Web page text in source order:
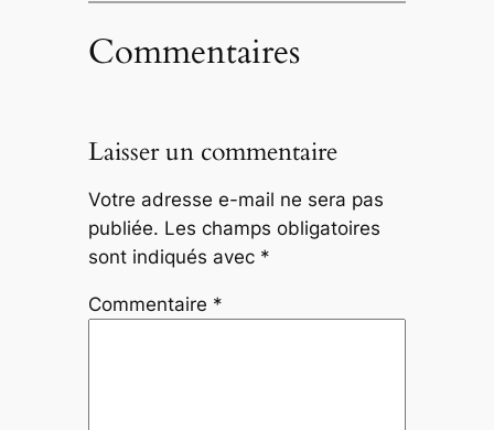
Commentaires
Laisser un commentaire
Votre adresse e-mail ne sera pas
publiée. Les champs obligatoires
sont indiqués avec *
Commentaire *